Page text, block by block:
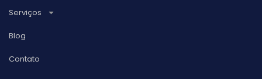
Serviços
Blog
Contato